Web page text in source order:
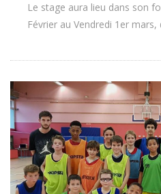
Le stage aura lieu dans son
Février au Vendredi 1er mars,